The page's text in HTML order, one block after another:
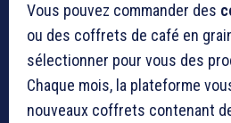
Vous pouvez commander des
ou des coffrets de café en
sélectionner pour vous des
Chaque mois, la plateforme
nouveaux coffrets contenant